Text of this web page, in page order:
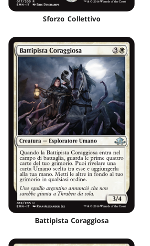
Sforzo Collettivo
Battipista Coraggiosa